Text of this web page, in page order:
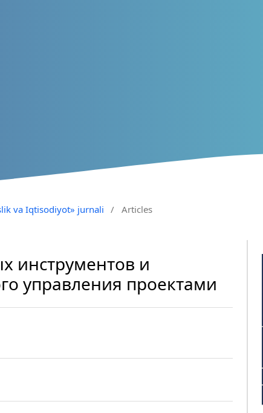
va Iqtisodiyot» jurnali / Articles
инструментов и
управления проектами